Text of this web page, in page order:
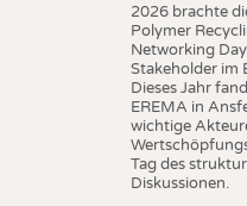
2026 brachte
Polymer
Networking
Stakeholder im
Dieses Jahr
EREMA in
wichtige
Tag des
Diskussionen.